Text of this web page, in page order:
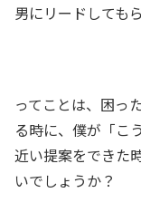
男にリードしても
ってことは、困っ
る時に、僕が「こ
近い提案をできた
いでしょうか？